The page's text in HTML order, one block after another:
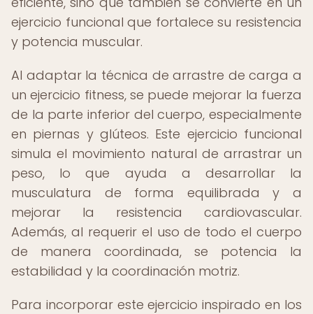
ejercicio funcional que fortalece su resistencia
y potencia muscular.
Al adaptar la técnica de arrastre de carga a
un ejercicio fitness, se puede mejorar la fuerza
de la parte inferior del cuerpo, especialmente
en piernas y glúteos. Este ejercicio funcional
simula el movimiento natural de arrastrar un
peso, lo que ayuda a desarrollar la
musculatura de forma equilibrada y a
mejorar la resistencia cardiovascular.
Además, al requerir el uso de todo el cuerpo
de manera coordinada, se potencia la
estabilidad y la coordinación motriz.
Para incorporar este ejercicio inspirado en los